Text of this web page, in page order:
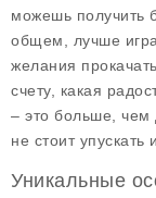
можешь получить
общем, лучше
желания
счету, какая
– это больше, чем
не стоит упускать
Уникальные